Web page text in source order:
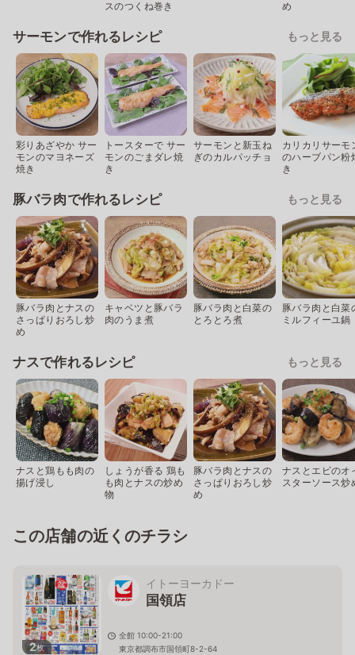
スのつくね巻き
め
サーモンで作れるレシピ もっと見る
彩りあざやか サー
モンのマヨネーズ
焼き
トースターで サー
モンのごまダレ焼
き
サーモンと新玉ね
ぎのカルパッチョ
カリカリサーモ
のハーブパン粉
き
豚バラ肉で作れるレシピ もっと見る
豚バラ肉とナスの
さっぱりおろし炒
め
キャベツと豚バラ
肉のうま煮
豚バラ肉と白菜の
とろとろ煮
豚バラ肉と白菜
ミルフィーユ鍋
ナスで作れるレシピ もっと見る
ナスと鶏もも肉の
揚げ浸し
しょうが香る 鶏も
も肉とナスの炒め
物
豚バラ肉とナスの
さっぱりおろし炒
め
ナスとエビのオ
スターソース炒
この店舗の近くのチラシ
2枚
イトーヨーカドー
国領店
全館 10:00-21:00
東京都調布市国領町8-2-64